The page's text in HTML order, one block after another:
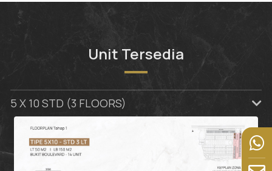
Unit Tersedia
5 X 10 STD (3 FLOORS)